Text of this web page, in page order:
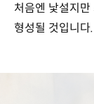
처음엔 낯설지만
형성될 것입니다.